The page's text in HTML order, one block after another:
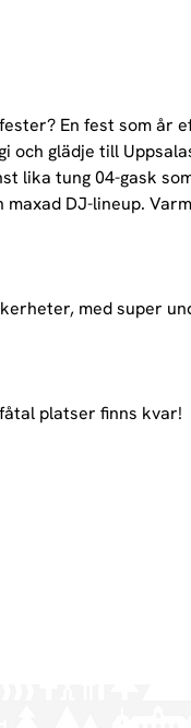
En fest som år
och glädje till
tung 04-gask
DJ-lineup.
med super
platser finns kvar!